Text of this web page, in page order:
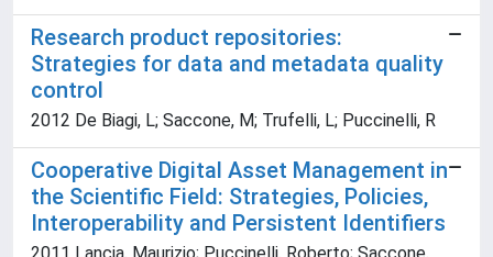
Research product repositories:
Strategies for data and metadata quality
control
2012 De Biagi, L; Saccone, M; Trufelli, L; Puccinelli, R
Cooperative Digital Asset Management in
the Scientific Field: Strategies, Policies,
Interoperability and Persistent Identifiers